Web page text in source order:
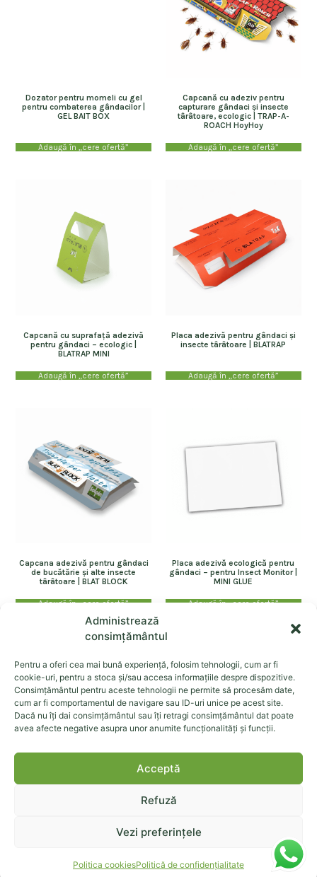
Administrează
consimțământul
Pentru a oferi cea mai bună experiență, folosim tehnologii, cum ar fi
cookie-uri, pentru a stoca și/sau accesa informațiile despre dispozitive.
Consimțământul pentru aceste tehnologii ne permite să procesăm date,
cum ar fi comportamentul de navigare sau ID-uri unice pe acest site.
Dacă nu îți dai consimțământul sau îți retragi consimțământul dat poate
avea afecte negative asupra unor anumite funcționalități și funcții.
Acceptă
Refuză
Vezi preferințele
Politica cookiesPolitică de confidențialitate
Adaugă în „cere ofertă”
Capcană cu adeziv pentru
capturare gândaci și insecte
târâtoare, ecologic | TRAP-A-
ROACH HoyHoy
Adaugă în „cere ofertă”
Capcană cu suprafață adezivă
pentru gândaci – ecologic |
BLATRAP MINI
Adaugă în „cere ofertă”
Placa adezivă pentru gândaci și
insecte târâtoare | BLATRAP
Adaugă în „cere ofertă”
Capcana adezivă pentru gândaci
de bucătărie și alte insecte
târâtoare | BLAT BLOCK
Adaugă în „cere ofertă”
Placa adezivă ecologică pentru
gândaci – pentru Insect Monitor |
MINI GLUE
Adaugă în „cere ofertă”
EKOMMERCE EST SRL cui: 24795842, ROONRC.J2008002044048,
str. Calea Republicii 157c, Bacău, cod postal: 600304
Documente
Cookies Politică confidențialitate Termeni și condiții